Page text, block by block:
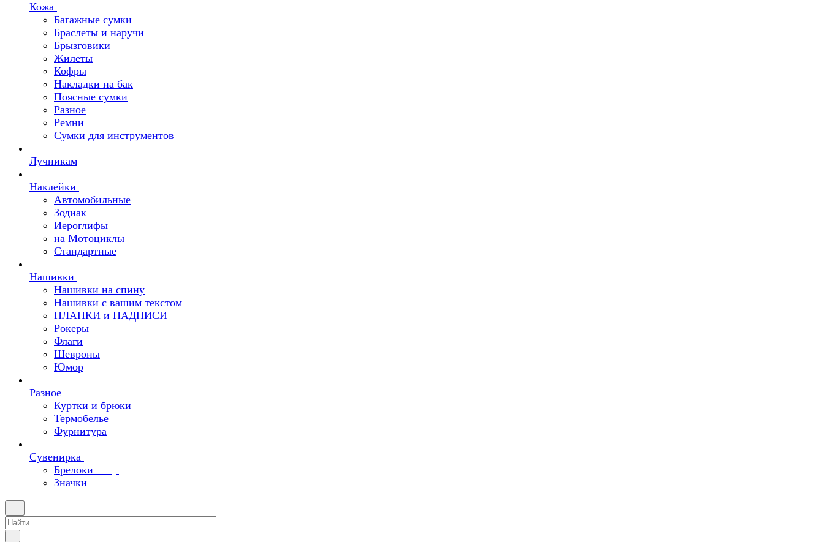
Кожа
Багажные сумки
Браслеты и наручи
Брызговики
Жилеты
Кофры
Накладки на бак
Поясные сумки
Разное
Ремни
Сумки для инструментов
Лучникам
Наклейки
Автомобильные
Зодиак
Иероглифы
на Мотоциклы
Стандартные
Нашивки
Нашивки на спину
Нашивки с вашим текстом
ПЛАНКИ и НАДПИСИ
Рокеры
Флаги
Шевроны
Юмор
Разное
Куртки и брюки
Термобелье
Фурнитура
Сувенирка
Брелоки
Значки